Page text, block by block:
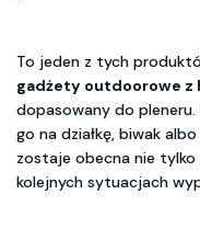
To jeden z tych
gadżety outdoorowe z
dopasowany do
go na działkę, biwak
zostaje obecna nie
kolejnych sytuacjach